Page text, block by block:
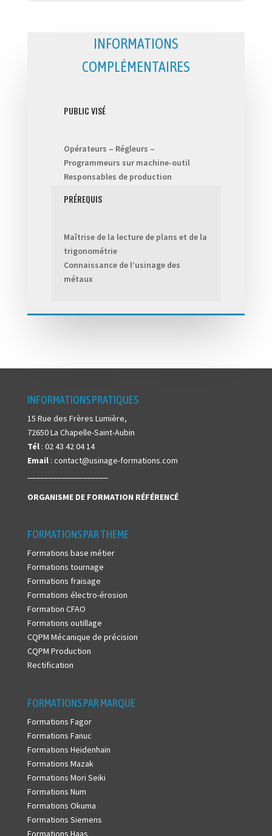
INFORMATIONS
COMPLÉMENTAIRES
PUBLIC VISÉ
Opérateurs – Régleurs –
Programmeurs sur machine-outil
Responsables de production
PRÉREQUIS
Maîtrise de la lecture de plans et de la
trigonométrie
Connaissance de l’usinage des
métaux
INFORMATIONS PRATIQUES
15 Rue des Frères Lumière,
72650 La Chapelle-Saint-Aubin
Tél: 02 43 42 04 14
Email: contact@usinage-formations.com
ORGANISME DE FORMATION RÉFÉRENCÉ
FORMATIONS PAR THEME
Formations base métier
Formations tournage
Formations fraisage
Formations électro-érosion
Formation CFAO
Formations outillage
CQPM Mécanique de précision
CQPM Production
Rectification
FORMATIONS PAR MARQUE
Formations Fagor
Formations Fanuc
Formations Heidenhain
Formations Mazak
Formations Mori Seiki
Formations Num
Formations Okuma
Formations Siemens
Formations Haas